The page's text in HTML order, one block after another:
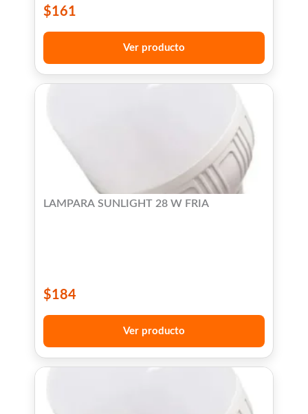
$161
Ver producto
LAMPARA SUNLIGHT 28 W FRIA
$184
Ver producto